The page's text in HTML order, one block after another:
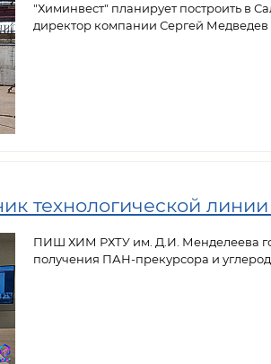
"Химинвест" планирует построить в
директор компании Сергей Медведев
технологической
ПИШ ХИМ РХТУ им. Д.И. Менделеева
получения ПАН-прекурсора и